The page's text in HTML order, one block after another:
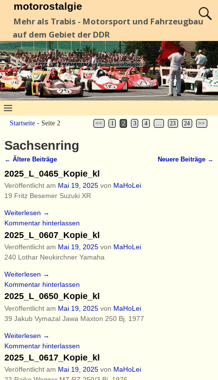
motorostalgie
Mehr als Trabis - Motorsport und Fahrzeugbau
auf dem Gebiet der DDR
Startseite - Seite 2 << 1 2 3 4 … 23 24 >>
Sachsenring
← Ältere Beiträge Neuere Beiträge →
2025_L_0465_Kopie_kl
Veröffentlicht am Mai 19, 2025 von MaHoLei
19 Fritz Besemer Suzuki XR
Weiterlesen →
Kommentar hinterlassen
2025_L_0607_Kopie_kl
Veröffentlicht am Mai 19, 2025 von MaHoLei
240 Lothar Neukirchner Yamaha
Weiterlesen →
Kommentar hinterlassen
2025_L_0650_Kopie_kl
Veröffentlicht am Mai 19, 2025 von MaHoLei
39 Jakub Vymazal Jawa Maxton 250 Bj. 1977
Weiterlesen →
Kommentar hinterlassen
2025_L_0617_Kopie_kl
Veröffentlicht am Mai 19, 2025 von MaHoLei